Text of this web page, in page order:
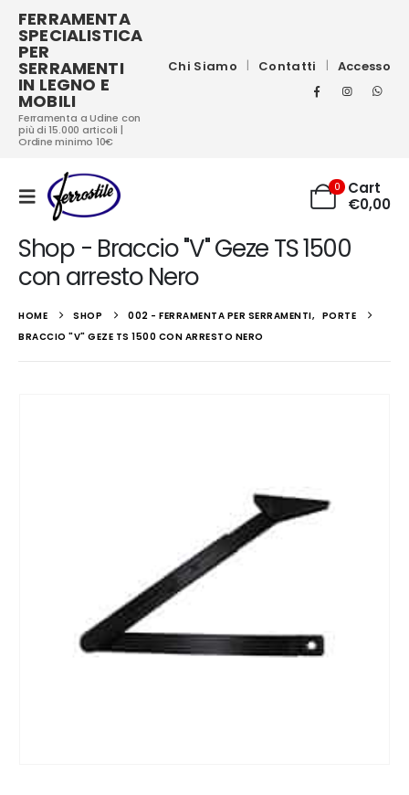
FERRAMENTA
SPECIALISTICA
PER
SERRAMENTI
IN LEGNO E
MOBILI
Ferramenta a Udine con
più di 15.000 articoli |
Ordine minimo 10€
Chi Siamo Contatti Accesso
0
Cart
€0,00
Shop - Braccio "V" Geze TS 1500
con arresto Nero
HOME SHOP 002 - FERRAMENTA PER SERRAMENTI, PORTE
BRACCIO "V" GEZE TS 1500 CON ARRESTO NERO